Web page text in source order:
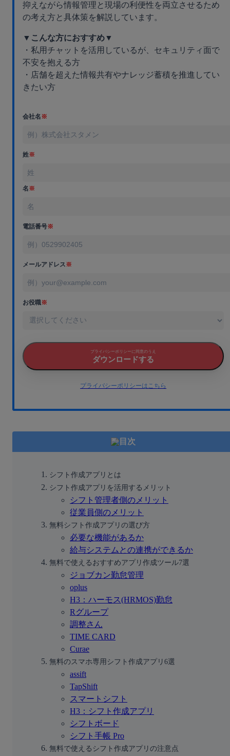
抑えながら情報管理と現場の利便性を両立させるため
の考え方と具体策を解説しています。
▼こんな方におすすめ▼
・私用チャットを活用しているが、セキュリティ面で
不安を抱える方
・店舗を超えた情報共有やナレッジ蓄積を推進してい
きたい方
会社名※
姓※
名※
電話番号※
メールアドレス※
お役職※
プライバシーポリシーに同意のうえ
ダウンロードする
プライバシーポリシーはこちら
目次
シフト作成アプリとは
シフト作成アプリを活用するメリット
シフト管理者側のメリット
従業員側のメリット
無料シフト作成アプリの選び方
必要な機能があるか
給与システムとの連携ができるか
無料で使えるおすすめアプリ作成ツール7選
ジョブカン勤怠管理
oplus
H3：ハーモス(HRMOS)勤怠
Rグループ
調整さん
TIME CARD
Curae
無料のスマホ専用シフト作成アプリ6選
assift
TapShift
スマートシフト
H3：シフト作成アプリ
シフトボード
シフト手帳 Pro
無料で使えるシフト作成アプリの注意点